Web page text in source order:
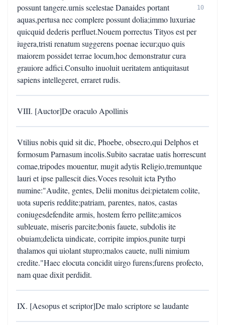
possunt tangere.urnis scelestae Danaides portant
aquas,pertusa nec complere possunt dolia;immo luxuriae
quicquid dederis perfluet.Nouem porrectus Tityos est per
iugera,tristi renatum suggerens poenae iecur;quo quis
maiorem possidet terrae locum,hoc demonstratur cura
grauiore adfici.Consulto inuoluit ueritatem antiquitasut
sapiens intellegeret, erraret rudis.
10
VIII. [Auctor]De oraculo Apollinis
Vtilius nobis quid sit dic, Phoebe, obsecro,qui Delphos et
formosum Parnasum incolis.Subito sacratae uatis horrescunt
comae,tripodes mouentur, mugit adytis Religio,tremuntque
lauri et ipse pallescit dies.Voces resoluit icta Pytho
numine:"Audite, gentes, Delii monitus dei:pietatem colite,
uota superis reddite;patriam, parentes, natos, castas
coniugesdefendite armis, hostem ferro pellite;amicos
subleuate, miseris parcite;bonis fauete, subdolis ite
obuiam;delicta uindicate, corripite impios,punite turpi
thalamos qui uiolant stupro;malos cauete, nulli nimium
credite."Haec elocuta concidit uirgo furens;furens profecto,
nam quae dixit perdidit.
IX. [Aesopus et scriptor]De malo scriptore se laudante